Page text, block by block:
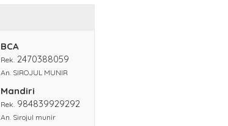
BCA
Rek. 2470388059
An. SIROJUL MUNIR
Mandiri
Rek. 984839929292
An. Sirojul munir